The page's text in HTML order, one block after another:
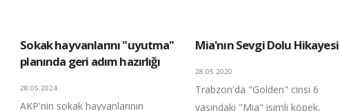
Sokak hayvanlarını "uyutma"
planında geri adım hazırlığı
28.05.2024
AKP'nin sokak hayvanlarının
Mia'nın Sevgi Dolu Hikayesi
28.05.2020
Trabzon'da "Golden" cinsi 6
yaşındaki "Mia" isimli köpek,